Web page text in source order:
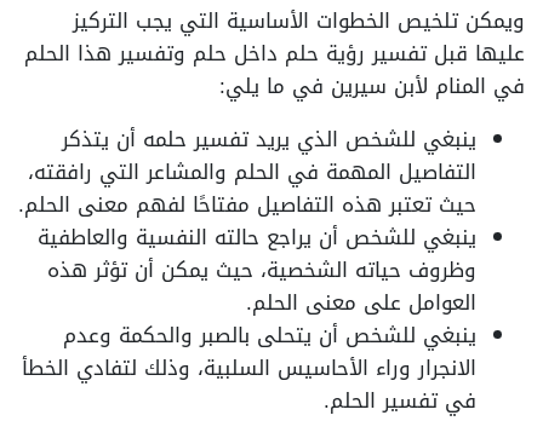
ويمكن تلخيص الخطوات الأساسية التي يجب التركيز
عليها قبل تفسير رؤية حلم داخل حلم وتفسير هذا الحلم
في المنام لأبن سيرين في ما يلي:
ينبغي للشخص الذي يريد تفسير حلمه أن يتذكر
التفاصيل المهمة في الحلم والمشاعر التي رافقته،
حيث تعتبر هذه التفاصيل مفتاحًا لفهم معنى الحلم.
ينبغي للشخص أن يراجع حالته النفسية والعاطفية
وظروف حياته الشخصية، حيث يمكن أن تؤثر هذه
العوامل على معنى الحلم.
ينبغي للشخص أن يتحلى بالصبر والحكمة وعدم
الانجرار وراء الأحاسيس السلبية، وذلك لتفادي الخطأ
في تفسير الحلم.